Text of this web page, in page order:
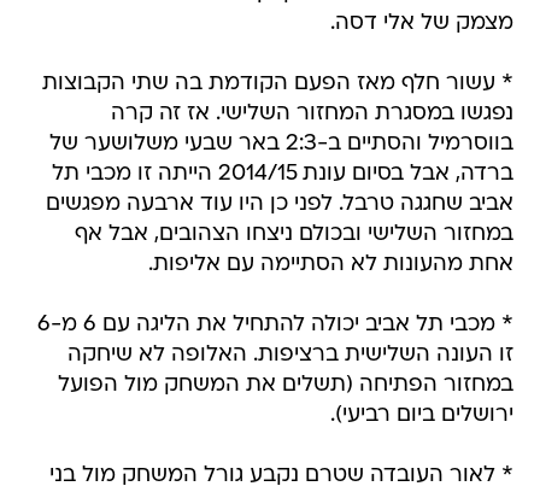
מצמק של אלי דסה.
* עשור חלף מאז הפעם הקודמת בה שתי הקבוצות
נפגשו במסגרת המחזור השלישי. אז זה קרה
בווסרמיל והסתיים ב-2:3 באר שבעי משלושער של
ברדה, אבל בסיום עונת 2014/15 הייתה זו מכבי תל
אביב שחגגה טרבל. לפני כן היו עוד ארבעה מפגשים
במחזור השלישי ובכולם ניצחו הצהובים, אבל אף
אחת מהעונות לא הסתיימה עם אליפות.
* מכבי תל אביב יכולה להתחיל את הליגה עם 6 מ-6
זו העונה השלישית ברציפות. האלופה לא שיחקה
במחזור הפתיחה (תשלים את המשחק מול הפועל
ירושלים ביום רביעי).
* לאור העובדה שטרם נקבע גורל המשחק מול בני